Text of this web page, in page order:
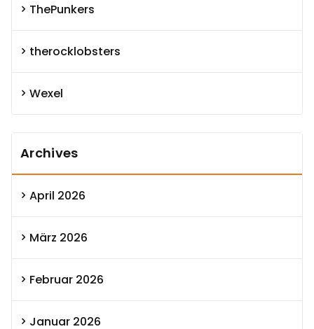
ThePunkers
therocklobsters
Wexel
Archives
April 2026
März 2026
Februar 2026
Januar 2026